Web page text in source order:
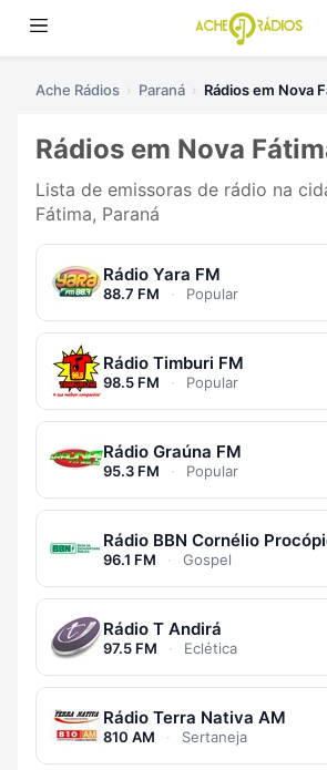
Ache Rádios Paraná Rádios em Nova
Rádios em Nova
Lista de emissoras de rádio na
Fátima, Paraná
Rádio Yara FM
88.7 FM · Popular
Rádio Timburi FM
98.5 FM · Popular
Rádio Graúna FM
95.3 FM · Popular
Rádio BBN Cornélio
96.1 FM · Gospel
Rádio T Andirá
97.5 FM · Eclética
Rádio Terra Nativa AM
810 AM · Sertaneja